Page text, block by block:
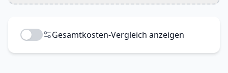
Gesamtkosten-Vergleich anzeigen